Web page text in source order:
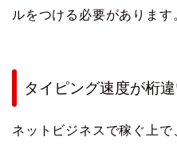
ルをつける必要があります
タイピング速度が桁
ネットビジネスで稼ぐ上で